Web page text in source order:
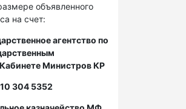
объявленного
на счет:
агентство по
Министров КР
304 5352